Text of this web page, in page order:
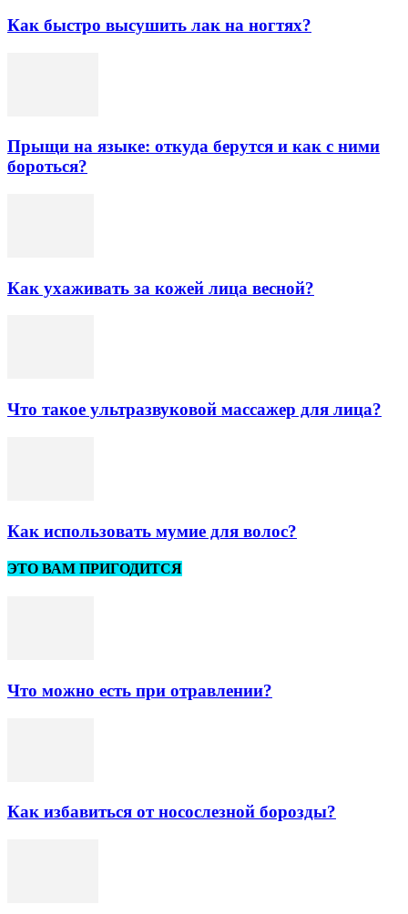
Как быстро высушить лак на ногтях?
Прыщи на языке: откуда берутся и как с ними
бороться?
Как ухаживать за кожей лица весной?
Что такое ультразвуковой массажер для лица?
Как использовать мумие для волос?
ЭТО ВАМ ПРИГОДИТСЯ
Что можно есть при отравлении?
Как избавиться от носослезной борозды?